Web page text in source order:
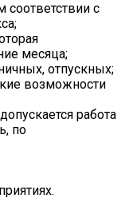
с
месяца;
отпускных;
возможности
работа
по